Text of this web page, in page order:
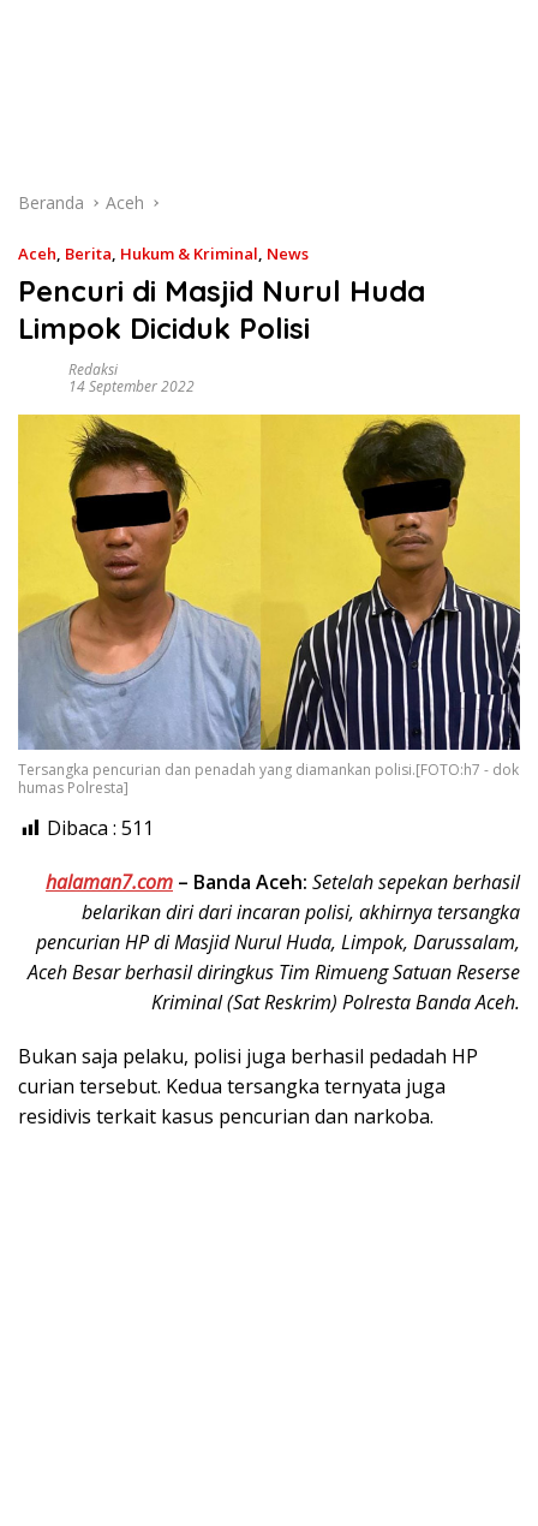
Beranda Aceh
Aceh, Berita, Hukum & Kriminal, News
Pencuri di Masjid Nurul Huda
Limpok Diciduk Polisi
Redaksi
14 September 2022
Tersangka pencurian dan penadah yang diamankan polisi.[FOTO:h7 - dok
humas Polresta]
Dibaca : 511
halaman7.com – Banda Aceh: Setelah sepekan berhasil
belarikan diri dari incaran polisi, akhirnya tersangka
pencurian HP di Masjid Nurul Huda, Limpok, Darussalam,
Aceh Besar berhasil diringkus Tim Rimueng Satuan Reserse
Kriminal (Sat Reskrim) Polresta Banda Aceh.
Bukan saja pelaku, polisi juga berhasil pedadah HP
curian tersebut. Kedua tersangka ternyata juga
residivis terkait kasus pencurian dan narkoba.